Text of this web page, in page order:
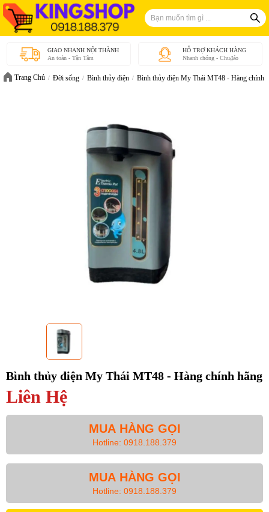
GIAO NHANH NỘI THÀNH
An toàn - Tận Tâm
HỖ TRỢ KHÁCH HÀNG
Nhanh chóng - Chu₫áo
Trang Chủ Đời sống Bình thủy điện Bình thủy điện My Thái MT48 - Hàng chính
Bình thủy điện My Thái MT48 - Hàng chính hãng
Liên Hệ
MUA HÀNG GỌI
Hotline: 0918.188.379
MUA HÀNG GỌI
Hotline: 0918.188.379